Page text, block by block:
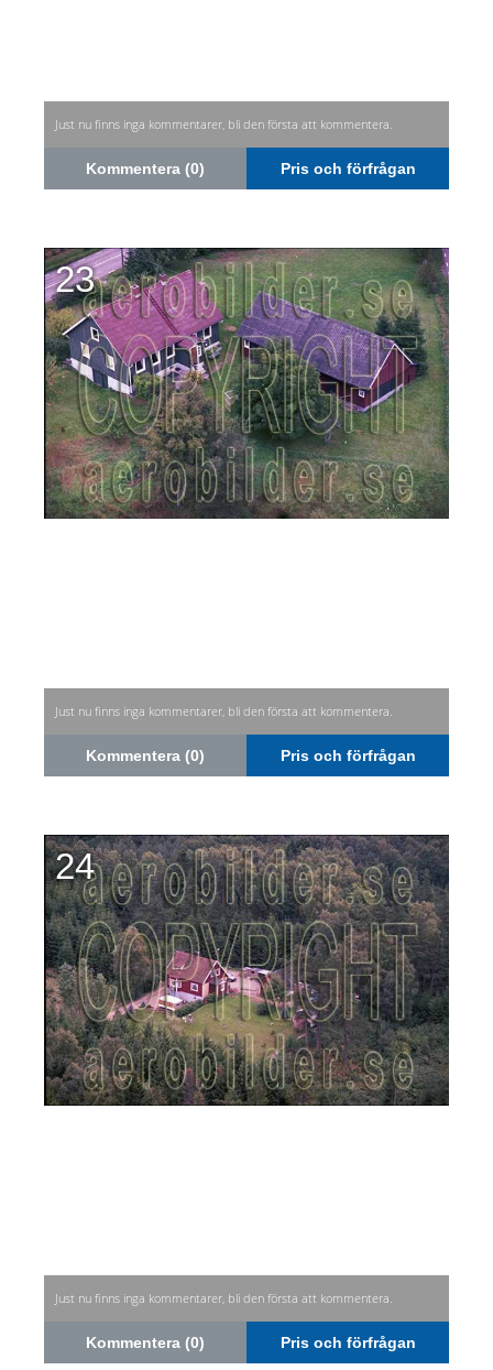
Just nu finns inga kommentarer, bli den första att kommentera.
Kommentera (0) Pris och förfrågan
23
Just nu finns inga kommentarer, bli den första att kommentera.
Kommentera (0) Pris och förfrågan
24
Just nu finns inga kommentarer, bli den första att kommentera.
Kommentera (0) Pris och förfrågan